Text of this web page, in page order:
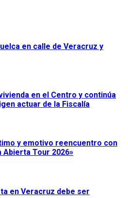
en calle de Veracruz y
en el Centro y continúa
actuar de la Fiscalía
y emotivo reencuentro con
Tour 2026»
en Veracruz debe ser